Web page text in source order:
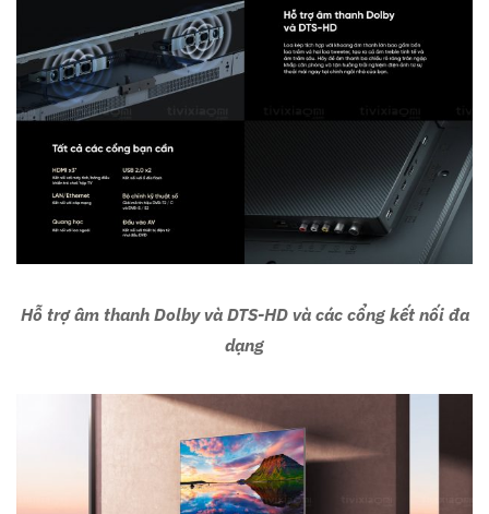
Hỗ trợ âm thanh Dolby và DTS-HD và các cổng kết nối đa
dạng